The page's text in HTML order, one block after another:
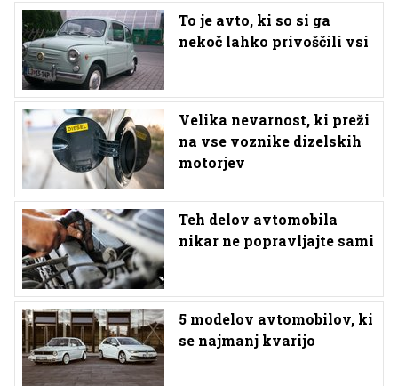
To je avto, ki so si ga
nekoč lahko privoščili vsi
Velika nevarnost, ki preži
na vse voznike dizelskih
motorjev
Teh delov avtomobila
nikar ne popravljajte sami
5 modelov avtomobilov, ki
se najmanj kvarijo